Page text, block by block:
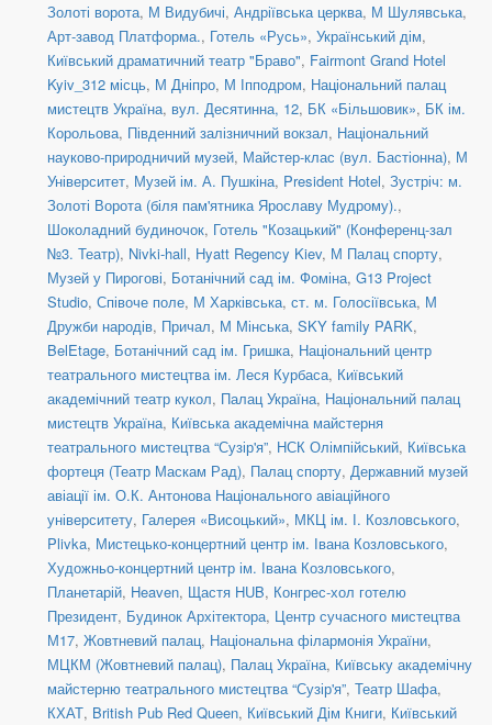
Золоті ворота, М Видубичі, Андріївська церква, М Шулявська,
Арт-завод Платформа., Готель «Русь», Український дім,
Київський драматичний театр "Браво", Fairmont Grand Hotel
Kyiv_312 місць, М Дніпро, М Іпподром, Національний палац
мистецтв Україна, вул. Десятинна, 12, БК «Більшовик», БК ім.
Корольова, Південний залізничний вокзал, Національний
науково-природничий музей, Майстер-клас (вул. Бастіонна), М
Університет, Музей ім. А. Пушкіна, President Hotel, Зустріч: м.
Золоті Ворота (біля пам'ятника Ярославу Мудрому).,
Шоколадний будиночок, Готель "Козацький" (Конференц-зал
№3. Театр), Nivki-hall, Hyatt Regency Kiev, М Палац спорту,
Музей у Пирогові, Ботанічний сад ім. Фоміна, G13 Project
Studio, Співоче поле, М Харківська, ст. м. Голосіївська, М
Дружби народів, Причал, М Мінська, SKY family PARK,
BelEtage, Ботанічний сад ім. Гришка, Національний центр
театрального мистецтва ім. Леся Курбаса, Київський
академічний театр кукол, Палац Україна, Національний палац
мистецтв Україна, Київська академічна майстерня
театрального мистецтва “Сузір'я”, НСК Олімпійський, Київська
фортеця (Театр Маскам Рад), Палац спорту, Державний музей
авіації ім. О.К. Антонова Національного авіаційного
університету, Галерея «Висоцький», МКЦ ім. І. Козловського,
Plivka, Мистецько-концертний центр ім. Івана Козловського,
Художньо-концертний центр ім. Івана Козловського,
Планетарій, Heaven, Щастя HUB, Конгрес-хол готелю
Президент, Будинок Архітектора, Центр сучасного мистецтва
М17, Жовтневий палац, Національна філармонія України,
МЦКМ (Жовтневий палац), Палац Україна, Київську академічну
майстерню театрального мистецтва “Сузір'я”, Театр Шафа,
КХАТ, British Pub Red Queen, Київський Дім Книги, Київський